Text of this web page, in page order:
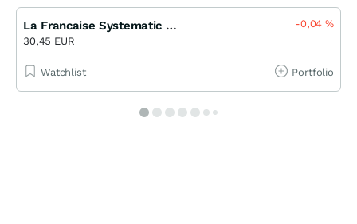
La Francaise Systematic Global Listed Infrastructure R
30,45 EUR
-0,04%
Watchlist Portfolio